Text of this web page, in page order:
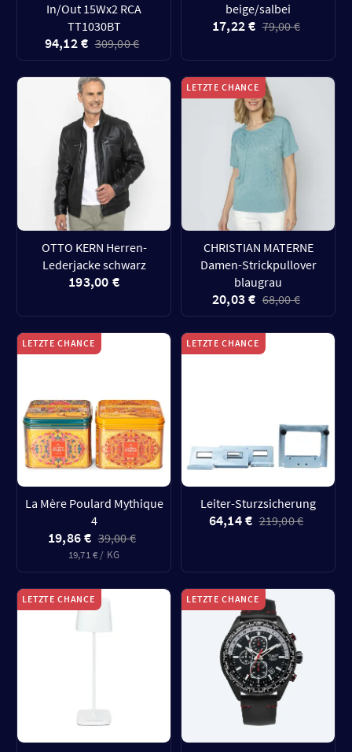
In/Out 15Wx2 RCA
TT1030BT
94,12 € 309,00 €
beige/salbei
17,22 € 79,00 €
OTTO KERN Herren-
Lederjacke schwarz
193,00 €
LETZTE CHANCE
CHRISTIAN MATERNE
Damen-Strickpullover
blaugrau
20,03 € 68,00 €
LETZTE CHANCE
La Mère Poulard Mythique
4
19,86 € 39,00 €
19,71 € / KG
LETZTE CHANCE
Leiter-Sturzsicherung
64,14 € 219,00 €
LETZTE CHANCE LETZTE CHANCE